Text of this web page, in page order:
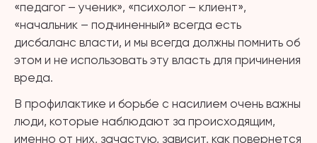
«педагог – ученик», «психолог – клиент»,
«начальник – подчиненный» всегда есть
дисбаланс власти, и мы всегда должны помнить об
этом и не использовать эту власть для причинения
вреда.
В профилактике и борьбе с насилием очень важны
люди, которые наблюдают за происходящим,
именно от них, зачастую, зависит, как повернется